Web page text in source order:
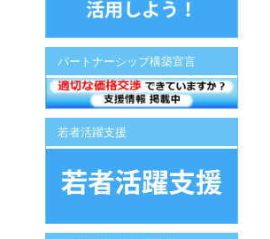
パートナーシップ構築宣言
若者活躍支援